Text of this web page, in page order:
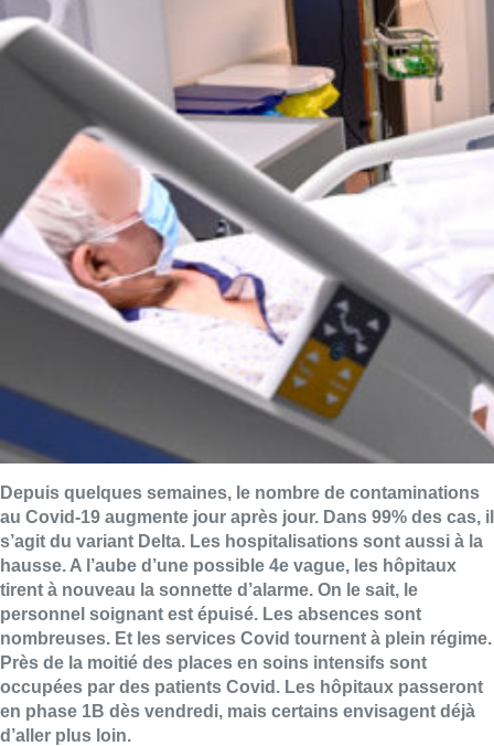
Depuis quelques semaines, le nombre de contaminations
au Covid-19 augmente jour après jour. Dans 99% des cas, il
s’agit du variant Delta. Les hospitalisations sont aussi à la
hausse. A l’aube d’une possible 4e vague, les hôpitaux
tirent à nouveau la sonnette d’alarme. On le sait, le
personnel soignant est épuisé. Les absences sont
nombreuses. Et les services Covid tournent à plein régime.
Près de la moitié des places en soins intensifs sont
occupées par des patients Covid. Les hôpitaux passeront
en phase 1B dès vendredi, mais certains envisagent déjà
d’aller plus loin.